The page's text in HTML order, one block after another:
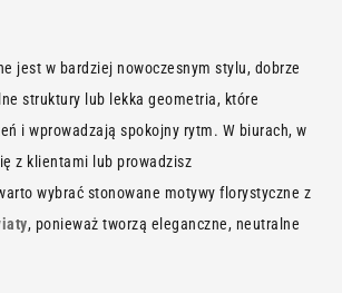
jest w bardziej nowoczesnym stylu, dobrze
struktury lub lekka geometria, które
i wprowadzają spokojny rytm. W biurach, w
z klientami lub prowadzisz
wybrać stonowane motywy florystyczne z
, ponieważ tworzą eleganczne, neutralne